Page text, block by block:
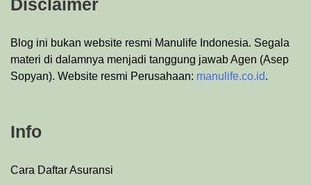
Blog ini bukan website resmi Manulife Indonesia. Segala
materi di dalamnya menjadi tanggung jawab Agen (Asep
Sopyan). Website resmi Perusahaan: manulife.co.id.
Info
Cara Daftar Asuransi